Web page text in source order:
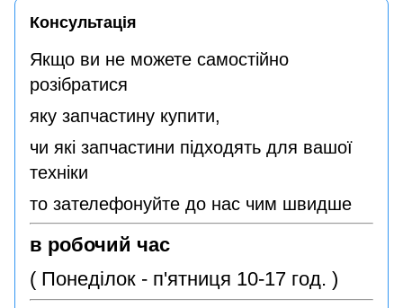
Консультація
Якщо ви не можете самостійно
розібратися
яку запчастину купити,
чи які запчастини підходять для вашої
техніки
то зателефонуйте до нас чим швидше
в робочий час
( Понеділок - п'ятниця 10-17 год. )